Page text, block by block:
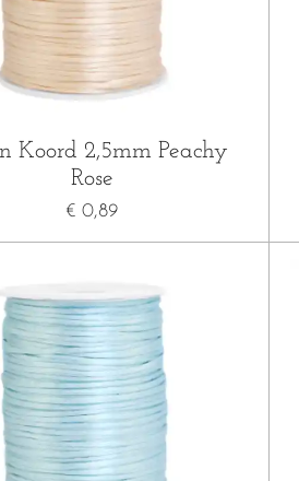
Koord 2,5mm Peachy
Rose
€ 0,89